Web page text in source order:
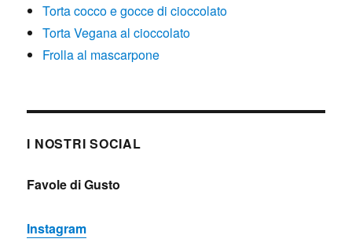
Torta cocco e gocce di cioccolato
Torta Vegana al cioccolato
Frolla al mascarpone
I NOSTRI SOCIAL
Favole di Gusto
Instagram